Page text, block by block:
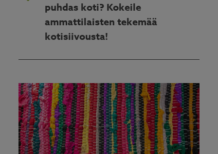
puhdas koti? Kokeile
ammattilaisten tekemää
kotisiivousta!